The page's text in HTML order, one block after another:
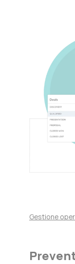
Gestione